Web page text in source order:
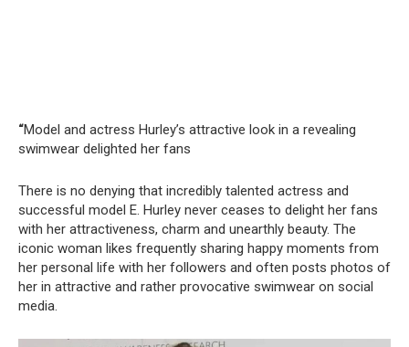
“Model and actress Hurley’s attractive look in a revealing
swimwear delighted her fans
There is no denying that incredibly talented actress and
successful model E. Hurley never ceases to delight her fans
with her attractiveness, charm and unearthly beauty. The
iconic woman likes frequently sharing happy moments from
her personal life with her followers and often posts photos of
her in attractive and rather provocative swimwear on social
media.